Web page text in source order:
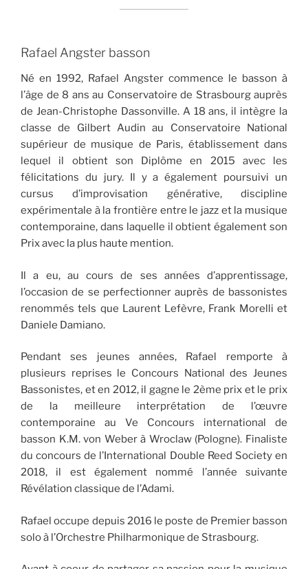
Rafael Angster basson
Né en 1992, Rafael Angster commence le basson à
l’âge de 8 ans au Conservatoire de Strasbourg auprès
de Jean-Christophe Dassonville. A 18 ans, il intègre la
classe de Gilbert Audin au Conservatoire National
supérieur de musique de Paris, établissement dans
lequel il obtient son Diplôme en 2015 avec les
félicitations du jury. Il y a également poursuivi un
cursus d’improvisation générative, discipline
expérimentale à la frontière entre le jazz et la musique
contemporaine, dans laquelle il obtient également son
Prix avec la plus haute mention.
Il a eu, au cours de ses années d’apprentissage,
l’occasion de se perfectionner auprès de bassonistes
renommés tels que Laurent Lefèvre, Frank Morelli et
Daniele Damiano.
Pendant ses jeunes années, Rafael remporte à
plusieurs reprises le Concours National des Jeunes
Bassonistes, et en 2012, il gagne le 2ème prix et le prix
de la meilleure interprétation de l’œuvre
contemporaine au Ve Concours international de
basson K.M. von Weber à Wroclaw (Pologne). Finaliste
du concours de l’International Double Reed Society en
2018, il est également nommé l’année suivante
Révélation classique de l’Adami.
Rafael occupe depuis 2016 le poste de Premier basson
solo à l’Orchestre Philharmonique de Strasbourg.